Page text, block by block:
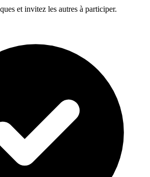
et invitez les autres à participer.